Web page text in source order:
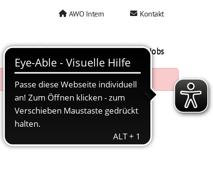
AWO Intern Kontakt
AWO als Arbeitgeber Mein AWO Jobs